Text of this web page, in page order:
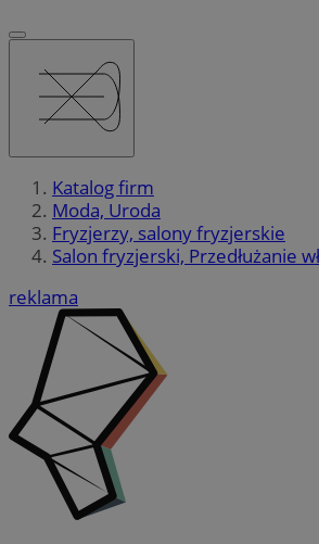
Katalog firm
Moda, Uroda
Fryzjerzy, salony fryzjerskie
Salon fryzjerski, Przedłużanie
reklama